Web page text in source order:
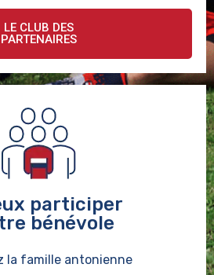
LE CLUB DES
PARTENAIRES
participer
bénévole
la famille antonienne